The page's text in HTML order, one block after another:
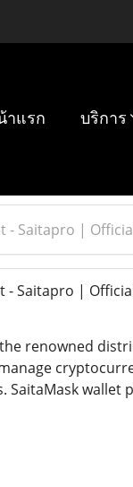
าแรก บริการ
- Saitapro |
- Saitapro |
renowned
SaitaMask